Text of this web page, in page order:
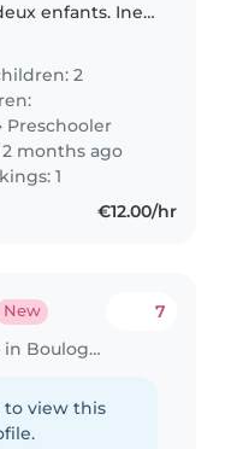
enfants. Ines
dehors ou
Nous
15 à 20h
2
• Preschooler
months ago
1
€12.00/hr
New
Babysitting job in Boulogne-Billancourt
7
to view this